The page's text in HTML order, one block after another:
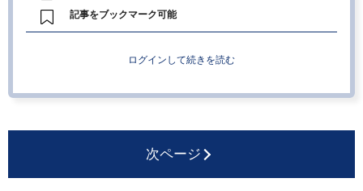
記事をブックマーク可能
ログインして続きを読む
次ページ